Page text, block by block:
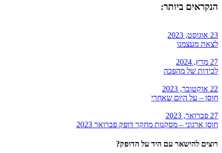
הנקראים ביותר:
23 אוגוסט, 2023
לצאת מעצמנו
27 מרץ, 2024
לכידות של מהפכה
22 אוקטובר, 2023
חוסן – על היום שאחרי
27 פברואר, 2023
חוסן ארגוני – מסקנות מחקר דופק פברואר 2023
רוצים להישאר עם היד על הדופק?